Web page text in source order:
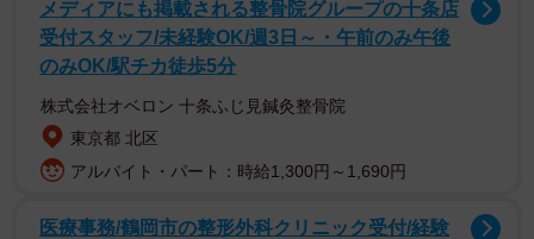
メディアにも掲載される整骨院グループの十条店
受付スタッフ/未経験OK/週3日～・午前のみ午後
のみOK/駅チカ徒歩5分
株式会社オベロン 十条ふじ見鍼灸整骨院
東京都 北区
アルバイト・パート：時給1,300円～1,690円
医療事務/鶴岡市の整形外科クリニック受付/経験